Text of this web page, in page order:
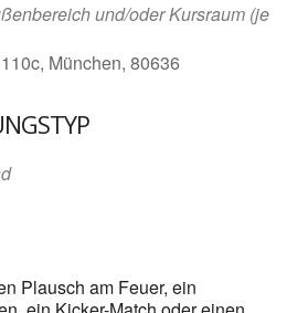
und/oder Kursraum (je
München, 80636
Plausch am Feuer, ein